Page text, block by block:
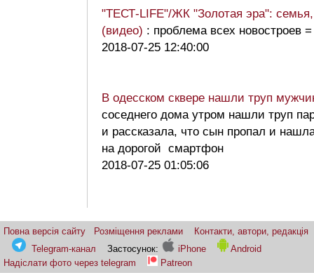
"ТЕСТ-LIFE"/ЖК "Золотая эра":
(видео) : проблема всех новостроев =
2018-07-25 12:40:00
В одесском сквере нашли труп
соседнего дома утром нашли труп
и рассказала, что сын пропал и
на дорогой смартфон
2018-07-25 01:05:06
Повна версія сайту Розміщення реклами
Контакти, автори, редакція
Telegram-канал
Застосунок: iPhone
Android
Надіслати фото через telegram
Patreon